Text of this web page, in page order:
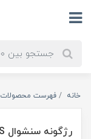
خانه فهرست محصولات
رژگونه سنشوال SNS فوراور 52 کد 306